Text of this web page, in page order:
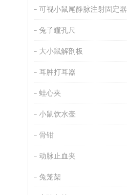
可视小鼠尾静脉注射固定器
兔子瞳孔尺
大小鼠解剖板
耳肿打耳器
蛙心夹
小鼠饮水壶
骨钳
动脉止血夹
兔笼架